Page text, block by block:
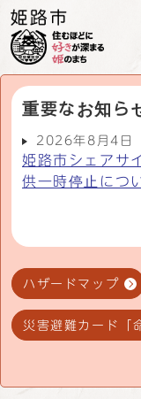
重要なお知ら
2026年8月4日
姫路市シェアサ
供一時停止につ
ハザードマップ
災害避難カード「